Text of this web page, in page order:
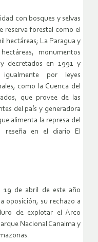
con bosques y selvas
reserva forestal como el
hectáreas; La Paragua y
monumentos
decretados en 1991 y
por leyes
como la Cuenca del
que provee de las
del país y generadora
alimenta la represa del
reseña en el diario El
19 de abril de este año
oposición, su rechazo a
de explotar el Arco
Nacional Canaima y